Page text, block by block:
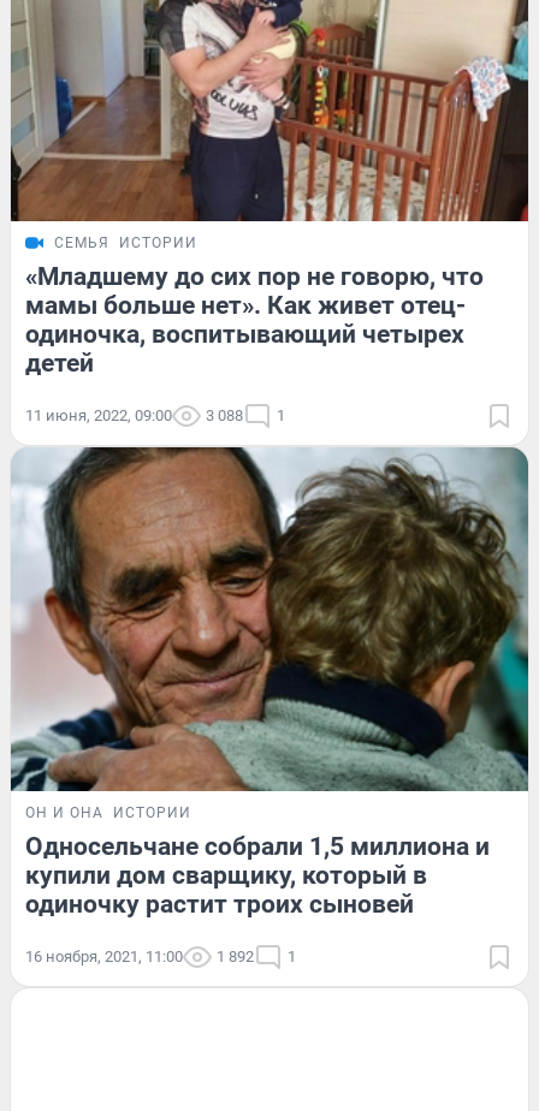
СЕМЬЯ ИСТОРИИ
«Младшему до сих пор не говорю, что
мамы больше нет». Как живет отец-
одиночка, воспитывающий четырех
детей
11 июня, 2022, 09:00 3 088 1
ОН И ОНА ИСТОРИИ
Односельчане собрали 1,5 миллиона и
купили дом сварщику, который в
одиночку растит троих сыновей
16 ноября, 2021, 11:00 1 892 1